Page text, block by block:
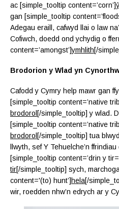
ac [simple_tooltip content=’corn’]
gan [simple_tooltip
Adegau eraill, cafwyd llai o law
Cofiwch, doedd ond ychydig o
content=’amongst’]ymhlith[/
Brodorion y Wlad yn
Cafodd y Cymry help mawr gan
[simple_tooltip content=’native
brodorol [/simple_tooltip] y wlad.
[simple_tooltip content=’native
brodorol [/simple_tooltip] tua
llwyth, sef Y Tehuelche’n
[simple_tooltip content=’drin y
tir[/simple_tooltip] sych,
content='(to) hunt’] hela[/
wir, roedden nhw’n edrych ar y